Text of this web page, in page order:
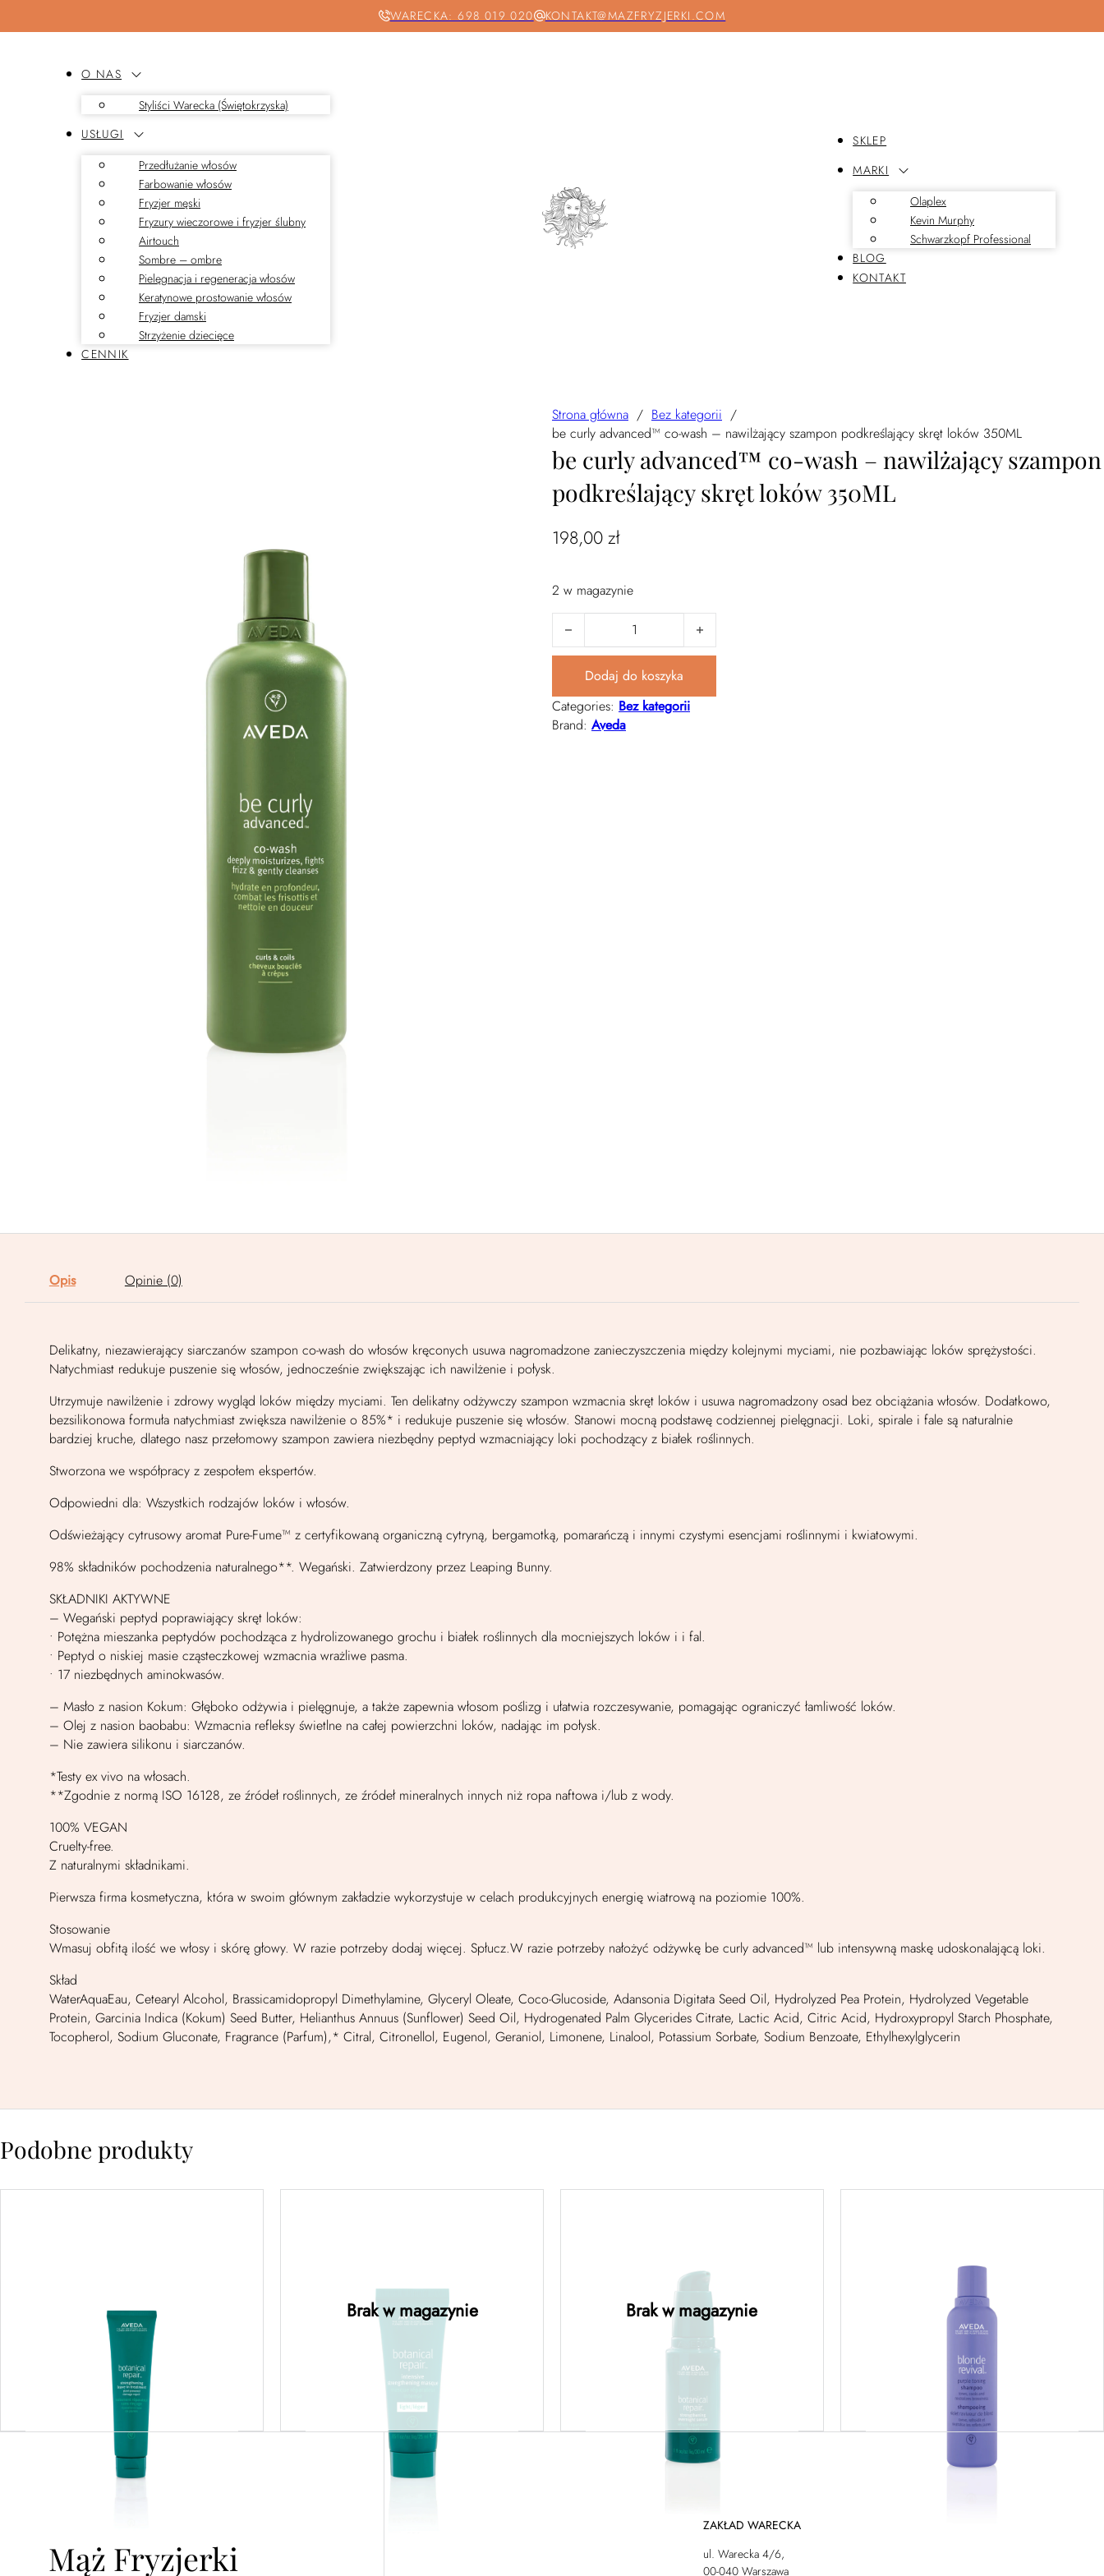
WARECKA: 698 019 020 KONTAKT@MAZFRYZJERKI.COM
O NAS
Styliści Warecka (Świętokrzyska)
USŁUGI
Przedłużanie włosów
Farbowanie włosów
Fryzjer męski
Fryzury wieczorowe i fryzjer ślubny
Airtouch
Sombre – ombre
Pielęgnacja i regeneracja włosów
Keratynowe prostowanie włosów
Fryzjer damski
Strzyżenie dziecięce
CENNIK
SKLEP
MARKI
Olaplex
Kevin Murphy
Schwarzkopf Professional
BLOG
KONTAKT
Strona główna / Bez kategorii /
be curly advanced™ co-wash – nawilżający szampon podkreślający skręt loków 350ML
be curly advanced™ co-wash – nawilżający szampon
podkreślający skręt loków 350ML
198,00zł
2 w magazynie
ilość be curly advanced™ co-wash - nawilżający szampon podkreślający skręt loków 350ML
Dodaj do koszyka
Categories: Bez kategorii
Brand: Aveda
Opis Opinie (0)
Delikatny, niezawierający siarczanów szampon co-wash do włosów kręconych usuwa nagromadzone zanieczyszczenia między kolejnymi myciami, nie pozbawiając loków sprężystości.
Natychmiast redukuje puszenie się włosów, jednocześnie zwiększając ich nawilżenie i połysk.
Utrzymuje nawilżenie i zdrowy wygląd loków między myciami. Ten delikatny odżywczy szampon wzmacnia skręt loków i usuwa nagromadzony osad bez obciążania włosów. Dodatkowo,
bezsilikonowa formuła natychmiast zwiększa nawilżenie o 85%* i redukuje puszenie się włosów. Stanowi mocną podstawę codziennej pielęgnacji. Loki, spirale i fale są naturalnie
bardziej kruche, dlatego nasz przełomowy szampon zawiera niezbędny peptyd wzmacniający loki pochodzący z białek roślinnych.
Stworzona we współpracy z zespołem ekspertów.
Odpowiedni dla: Wszystkich rodzajów loków i włosów.
Odświeżający cytrusowy aromat Pure-Fume™ z certyfikowaną organiczną cytryną, bergamotką, pomarańczą i innymi czystymi esencjami roślinnymi i kwiatowymi.
98% składników pochodzenia naturalnego**. Wegański. Zatwierdzony przez Leaping Bunny.
SKŁADNIKI AKTYWNE
– Wegański peptyd poprawiający skręt loków:
• Potężna mieszanka peptydów pochodząca z hydrolizowanego grochu i białek roślinnych dla mocniejszych loków i i fal.
• Peptyd o niskiej masie cząsteczkowej wzmacnia wrażliwe pasma.
• 17 niezbędnych aminokwasów.
– Masło z nasion Kokum: Głęboko odżywia i pielęgnuje, a także zapewnia włosom poślizg i ułatwia rozczesywanie, pomagając ograniczyć łamliwość loków.
– Olej z nasion baobabu: Wzmacnia refleksy świetlne na całej powierzchni loków, nadając im połysk.
– Nie zawiera silikonu i siarczanów.
*Testy ex vivo na włosach.
**Zgodnie z normą ISO 16128, ze źródeł roślinnych, ze źródeł mineralnych innych niż ropa naftowa i/lub z wody.
100% VEGAN
Cruelty-free.
Z naturalnymi składnikami.
Pierwsza firma kosmetyczna, która w swoim głównym zakładzie wykorzystuje w celach produkcyjnych energię wiatrową na poziomie 100%.
Stosowanie
Wmasuj obfitą ilość we włosy i skórę głowy. W razie potrzeby dodaj więcej. Spłucz.W razie potrzeby nałożyć odżywkę be curly advanced™ lub intensywną maskę udoskonalającą loki.
Skład
WaterAquaEau, Cetearyl Alcohol, Brassicamidopropyl Dimethylamine, Glyceryl Oleate, Coco-Glucoside, Adansonia Digitata Seed Oil, Hydrolyzed Pea Protein, Hydrolyzed Vegetable
Protein, Garcinia Indica (Kokum) Seed Butter, Helianthus Annuus (Sunflower) Seed Oil, Hydrogenated Palm Glycerides Citrate, Lactic Acid, Citric Acid, Hydroxypropyl Starch Phosphate,
Tocopherol, Sodium Gluconate, Fragrance (Parfum),* Citral, Citronellol, Eugenol, Geraniol, Limonene, Linalool, Potassium Sorbate, Sodium Benzoate, Ethylhexylglycerin
Podobne produkty
100ML
Dowiedz się więcej
regenerująca maska o
lekkiej formule 25ML
Dowiedz się więcej
Brak w magazynie
serum – serum
regenerujące do włosów na
noc 30ML
Brak w magazynie
szampon tonujący do
włosów blond 200ML
Dowiedz się więcej
Mąż Fryzjerki
ZAKŁAD WARECKA
ul. Warecka 4/6,
00-040 Warszawa